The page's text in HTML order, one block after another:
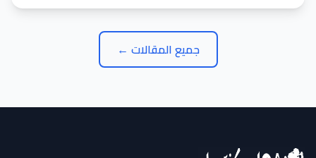
جميع المقالات ←